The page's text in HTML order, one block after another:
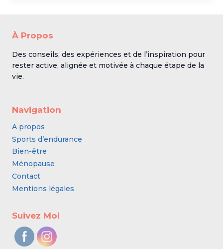
À Propos
Des conseils, des expériences et de l’inspiration pour
rester active, alignée et motivée à chaque étape de la
vie.
Navigation
A propos
Sports d’endurance
Bien-être
Ménopause
Contact
Mentions légales
Suivez Moi